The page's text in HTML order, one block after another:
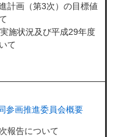
計画（第3次）の目標値
施状況及び平成29年度
て
参画推進委員会概要
報告について